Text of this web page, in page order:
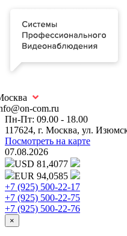
com.ru
Пн-Пт: 09.00 - 18.00
117624, г. Москва, ул.
Посмотреть на карте
07.08.2026
USD 81,4077
EUR 94,0585
+7 (925) 500-22-17
+7 (925) 500-22-75
+7 (925) 500-22-76
×